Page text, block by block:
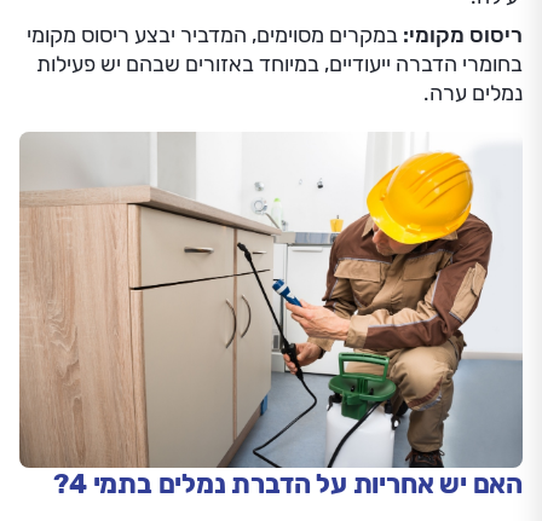
ריסוס מקומי: במקרים מסוימים, המדביר יבצע ריסוס מקומי
בחומרי הדברה ייעודיים, במיוחד באזורים שבהם יש פעילות
נמלים ערה.
האם יש אחריות על הדברת נמלים בתמי 4?